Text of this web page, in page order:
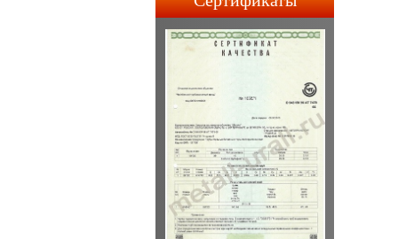
строительства АПЛ 4-го и
5-го поколений.